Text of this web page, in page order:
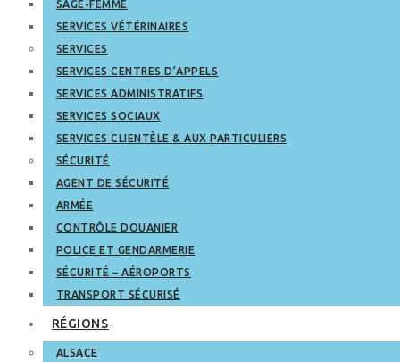
SAGE-FEMME
SERVICES VÉTÉRINAIRES
SERVICES
SERVICES CENTRES D’APPELS
SERVICES ADMINISTRATIFS
SERVICES SOCIAUX
SERVICES CLIENTÈLE & AUX PARTICULIERS
SÉCURITÉ
AGENT DE SÉCURITÉ
ARMÉE
CONTRÔLE DOUANIER
POLICE ET GENDARMERIE
SÉCURITÉ – AÉROPORTS
TRANSPORT SÉCURISÉ
RÉGIONS
ALSACE